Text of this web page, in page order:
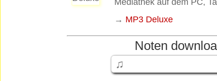
Mediathek auf dem PC,
→ MP3 Deluxe
Noten